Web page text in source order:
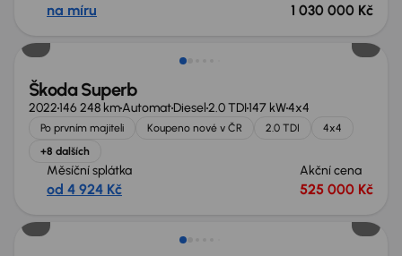
na míru 1 030 000 Kč
Možnost odpočtu DPH
Škoda Superb
2022146 248 kmAutomatDiesel2.0 TDI147 kW4x4
Po prvním majiteli Koupeno nové v ČR 2.0 TDI
4x4
+8 dalších
Měsíční splátka
od 4 924 Kč
Akční cena
525 000 Kč
Nově v nabídce